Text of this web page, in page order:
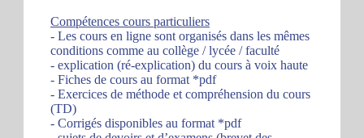
Compétences cours particuliers
- Les cours en ligne sont organisés dans les mêmes
conditions comme au collège / lycée / faculté
- explication (ré-explication) du cours à voix haute
- Fiches de cours au format *pdf
- Exercices de méthode et compréhension du cours
(TD)
- Corrigés disponibles au format *pdf